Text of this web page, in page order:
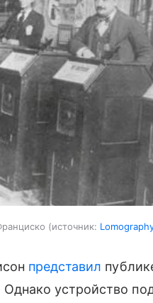
источник:
представил
устройство